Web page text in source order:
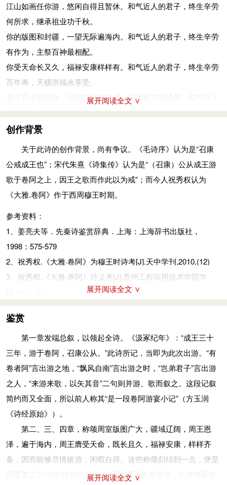
百年寿，天赐洪福永享受。
有冯 (píng)有翼，有孝有德，以引以翼。岂弟君子，四方为则。
贤才良士辅佐你，品德崇高有权威，匡扶相济功绩伟。和气近人
的君子，垂范天下万民随。
冯：辅。翼：助。引：牵挽。则：标准。
颙(yōng)颙卬 (áng)卬，如圭(guī)如璋
君子，四方为纲。
贤臣肃敬志高昂，品德纯洁如圭璋，名声威望传四方。和气近人
的君子，天下诸侯好榜样。
颙颙：庄重恭敬。卬卬：气概轩昂。圭：古代玉制礼器，长条
形，上端尖。璋：也是古代玉制礼器，长条形，上端作斜锐角。
子使，媚于天子。
高高青天凤凰飞，百鸟展翅紧相随，凤停树上百鸟陪。周王身边
贤士萃，任您驱使献智慧，爱戴天子不敢违。
翙翙：鸟展翅振动之声。爰：而。蔼蔼：众多貌。吉士：贤良之
士。媚：爱戴。
凤凰于飞，翙翙其羽，亦傅于天。蔼蔼王多吉人，维君子命，媚
于庶(shù)人。
青天高高凤凰飞，百鸟纷纷紧相随，直上晴空迎朝晖。周王身边
贤士萃，听您命令不辞累，爱护人民行无亏。
傅：至。庶：众。
江山如画任你游，悠闲自得且暂休。和气近人的君子，终生辛劳
何所求，继承祖业功千秋。
你的版图和封疆，一望无际遍海内。和气近人的君子，终生辛劳
有作为，主祭百神最相配。
你受天命长又久，福禄安康样样有。和气近人的君子，终生辛劳
百年寿，天赐洪福永享受。
贤才良士辅佐你，品德崇高有权威，匡扶相济功绩伟。和气近人
贤臣肃敬志高昂，品德纯洁如圭璋，名声威望传四方。和气近人
凤凰鸣叫示吉祥，停在那边高山冈。高冈上面生梧桐，面向东方
迎朝阳。枝叶茂盛郁苍苍，凤凰和鸣声悠扬。
迎送贤臣马车备，车子既多又华美。迎送贤臣有好马，奔腾熟练
快如飞。贤臣献诗真不少，为答周王唱歌会。
注释
有卷（quán）：卷卷。卷，卷曲。阿：大丘陵。
岂弟（kǎitì）：即“恺悌”，和乐平易。
矢：陈，此指发出。
伴奂：据郑玄笺：“伴奂，自纵弛之意也。”则“伴奂”当即“泮涣”，
无拘无束之貌。或谓读为“盘桓”，非。
优游：从容自得之貌。
俾（bǐ）：使。尔：指周天子。弥：终，尽。性：同“生”，生
命。
似：同“嗣”，继承。酋：同“猷”，谋划。
昄（bǎn）章：版图。
孔：很。
展开阅读全文 ∨
创作背景
关于此诗的创作背景，尚有争议。《毛诗序》认为是“召康
公戒成王也”；宋代朱熹《诗集传》认为是“（召康）公从成王游
歌于卷阿之上，因王之歌而作此以为戒”；而今人祝秀权认为
《大雅.卷阿》作于西周穆王时期。
参考资料：
1、姜亮夫等．先秦诗鉴赏辞典．上海：上海辞书出版社，
1998：575-579
2、祝秀权.《大雅·卷阿》为穆王时诗考[J].天中学刊,2010,(12)
3、祝秀权.《大雅·卷阿》诗义考[J].贵州工程应用技术学院学
展开阅读全文 ∨
鉴赏
第一章发端总叙，以领起全诗。《汲冢纪年》：“成王三十
三年，游于卷阿，召康公从。”此诗所记，当即为此次出游。“有
卷者阿”言出游之地，“飘风自南”言出游之时，“岂弟君子”言出游
之人，“来游来歌，以矢其音”二句则并游、歌而叙之。这段记叙
简约而又全面，所以前人称其“是一段卷阿游宴小记”（方玉润
《诗经原始》）。
第二、三、四章，称颂周室版图广大，疆域辽阔，周王恩
泽，遍于海内，周王膺受天命，既长且久，福禄安康，样样齐
备，因而能够尽情娱游，闲暇自得。这些称颂归结到一点，便是
那重复了三次的“俾尔弥尔性”，即祝周王长命百岁，以便继承祖
展开阅读全文 ∨